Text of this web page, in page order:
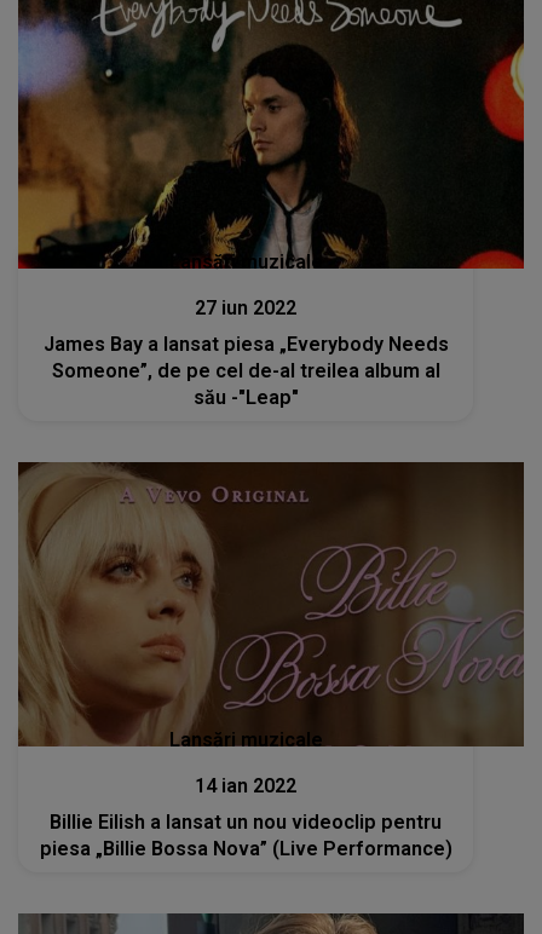
Lansări muzicale
27 iun 2022
James Bay a lansat piesa „Everybody Needs
Someone”, de pe cel de-al treilea album al
său -"Leap"
Lansări muzicale
14 ian 2022
Billie Eilish a lansat un nou videoclip pentru
piesa „Billie Bossa Nova” (Live Performance)